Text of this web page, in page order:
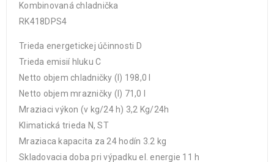
Kombinovaná chladnička
RK418DPS4
Trieda energetickej účinnosti D
Trieda emisií hluku C
Netto objem chladničky (l) 198,0 l
Netto objem mrazničky (l) 71,0 l
Mraziaci výkon (v kg/24 h) 3,2 Kg/24h
Klimatická trieda N, ST
Mraziaca kapacita za 24 hodín 3.2 kg
Skladovacia doba pri výpadku el. energie 11 h